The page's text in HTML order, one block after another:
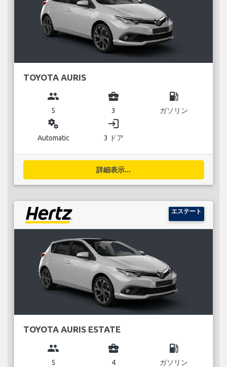
TOYOTA AURIS
group
5
business_center
3
local_gas_station
ガソリン
miscellaneous_services
Automatic
login
3 ドア
詳細表示...
エステート
TOYOTA AURIS ESTATE
group
5
business_center
4
local_gas_station
ガソリン